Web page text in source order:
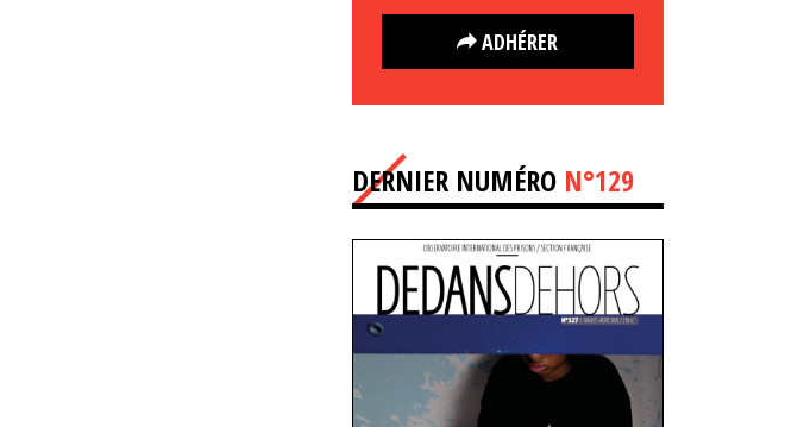
ADHÉRER
DERNIER NUMÉRO N°129